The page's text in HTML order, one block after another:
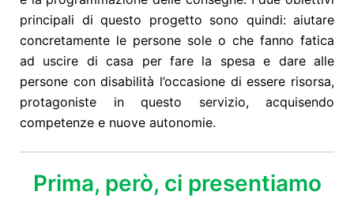
principali di questo progetto sono quindi: aiutare
concretamente le persone sole o che fanno fatica
ad uscire di casa per fare la spesa e darealle
persone con disabilità l’occasione di essere risorsa,
protagoniste in questo servizio, acquisendo
competenze e nuove autonomie.
Prima, però, ci presentiamo